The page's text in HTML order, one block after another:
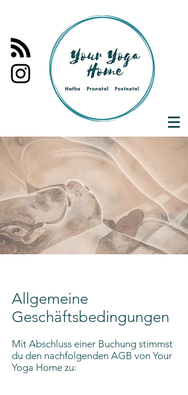
Allgemeine
Geschäftsbedingungen
Mit Abschluss einer Buchung stimmst
du den nachfolgenden AGB von Your
Yoga Home zu: